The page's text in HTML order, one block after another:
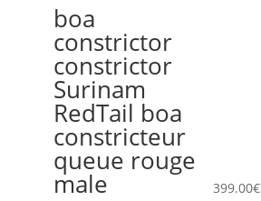
boa
constrictor
constrictor
Surinam
RedTail boa
constricteur
queue rouge
male 399.00€